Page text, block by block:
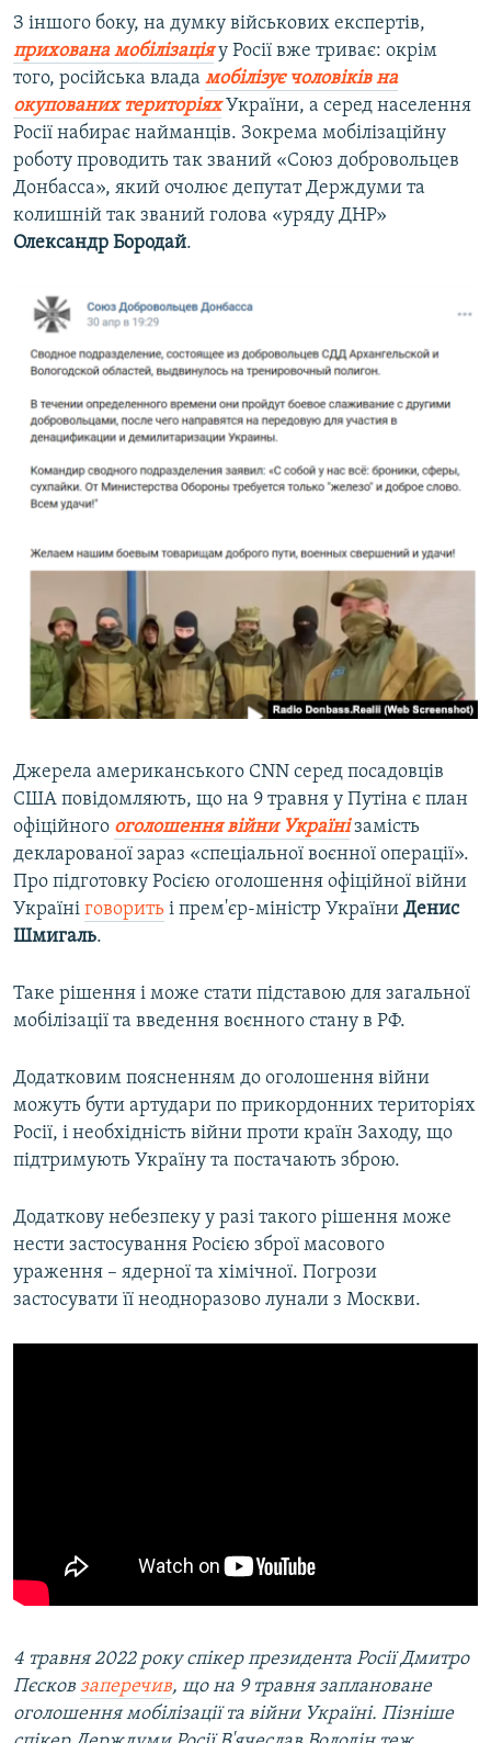
З іншого боку, на думку військових експертів,
прихована мобілізаціяу Росії вже триває: окрім
того, російська влада мобілізує чоловіків на
окупованих територіяхУкраїни, а серед населення
Росії набирає найманців. Зокрема мобілізаційну
роботу проводить так званий «Союз добровольцев
Донбасса», який очолює депутат Держдуми та
колишній так званий голова «уряду ДНР»
Олександр Бородай.
Джерела американського CNN серед посадовців
США повідомляють, що на 9 травня у Путіна є план
офіційного оголошення війни Україні замість
декларованої зараз «спеціальної воєнної операції».
Про підготовку Росією оголошення офіційної війни
Україні говорить і прем'єр-міністр України Денис
Шмигаль.
Таке рішення і може стати підставою для загальної
мобілізації та введення воєнного стану в РФ.
Додатковим поясненням до оголошення війни
можуть бути артудари по прикордонних територіях
Росії, і необхідність війни проти країн Заходу, що
підтримують Україну та постачають зброю.
Додаткову небезпеку у разі такого рішення може
нести застосування Росією зброї масового
ураження – ядерної та хімічної. Погрози
застосувати її неодноразово лунали з Москви.
4 травня 2022 року спікер президента Росії Дмитро
Пєсков заперечив, що на 9 травня заплановане
оголошення мобілізації та війни Україні. Пізніше